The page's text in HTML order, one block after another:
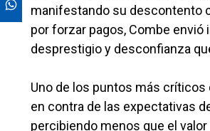
manifestando su descontento
por forzar pagos, Combe envió
desprestigio y desconfianza
Uno de los puntos más
en contra de las expectativas
percibiendo menos que el